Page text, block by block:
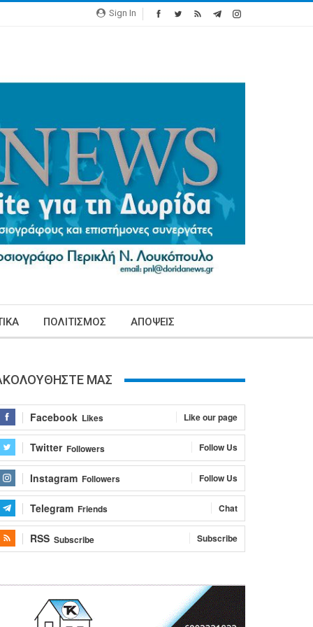
Sign In
ΠΟΛΙΤΙΣΜΟΣ ΑΠΟΨΕΙΣ
ΜΑΣ
Facebook Likes Like our page
Twitter Followers Follow Us
Instagram Followers Follow Us
Telegram Friends Chat
RSS Subscribe Subscribe